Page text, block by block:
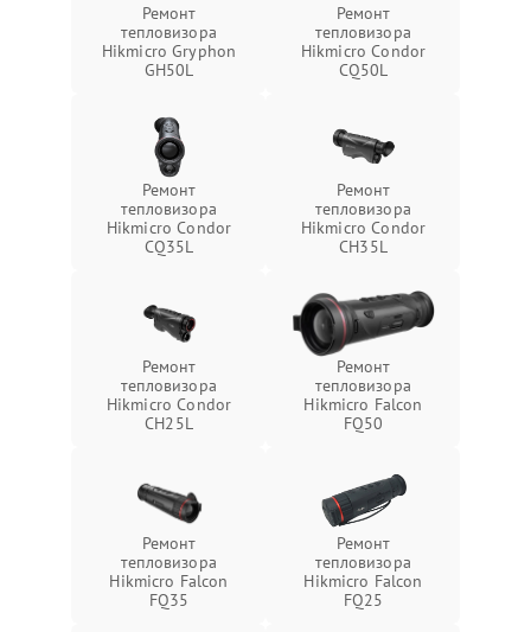
Ремонт
тепловизора
Hikmicro Gryphon
GH50L
Ремонт
тепловизора
Hikmicro Condor
CQ50L
Ремонт
тепловизора
Hikmicro Condor
CQ35L
Ремонт
тепловизора
Hikmicro Condor
CH35L
Ремонт
тепловизора
Hikmicro Condor
CH25L
Ремонт
тепловизора
Hikmicro Falcon
FQ50
Ремонт
тепловизора
Hikmicro Falcon
FQ35
Ремонт
тепловизора
Hikmicro Falcon
FQ25